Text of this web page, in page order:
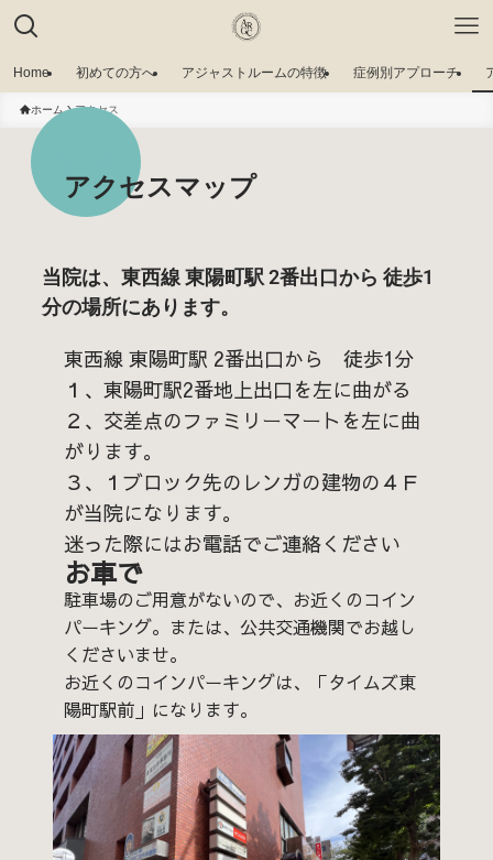
Home 初めての方へ アジャストルームの特徴 症例別アプローチ
ホーム アクセス
アクセスマップ
当院は、東西線 東陽町駅 2番出口から 徒歩1
分の場所にあります。
東西線 東陽町駅 2番出口から 徒歩1分
１、東陽町駅2番地上出口を左に曲がる
２、交差点のファミリーマートを左に曲
がります。
３、１ブロック先のレンガの建物の４Ｆ
が当院になります。
迷った際にはお電話でご連絡ください
お車で
駐車場のご用意がないので、お近くのコイン
パーキング。または、公共交通機関でお越し
くださいませ。
お近くのコインパーキングは、
「タイムズ東
陽町駅前」になります。